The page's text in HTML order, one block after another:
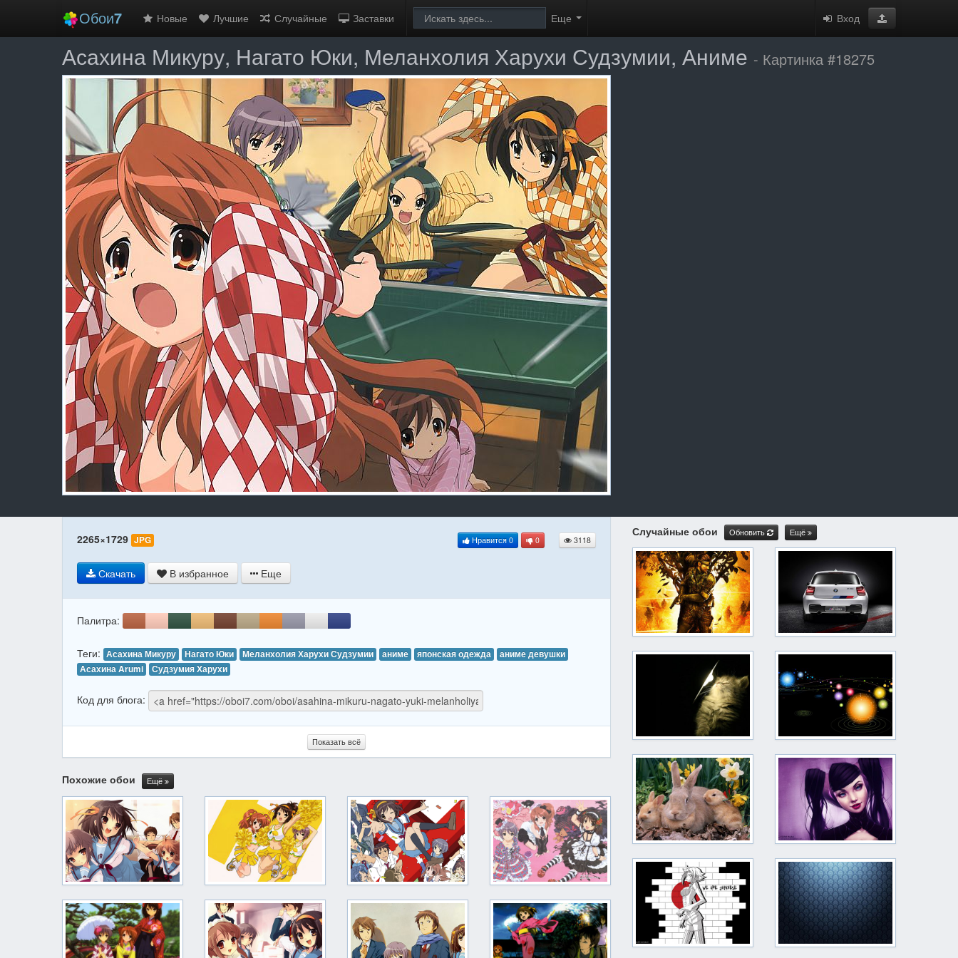
Обои7 Новые Лучшие Случайные Заставки Еще Вход
Асахина Микуру, Нагато Юки, Меланхолия Харухи Судзумии, Аниме - Картинка #18275
2265×1729 JPG Нравится 0 0 3118
Скачать В избранное Еще
Палитра:
Теги: Асахина Микуру Нагато Юки Меланхолия Харухи Судзумии аниме японская одежда
аниме девушки
Асахина Arumi
Судзумия Харухи
Код для блога:
Показать всё
Похожие обои Ещё
Случайные обои Обновить Ещё